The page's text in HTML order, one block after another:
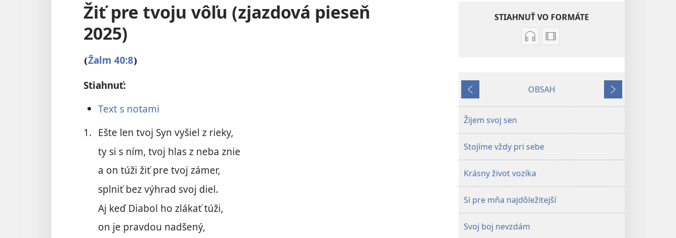
Žiť pre tvoju vôľu (zjazdová pieseň
2025)
(Žalm 40:8)
Stiahnuť:
Text s notami
1. Ešte len tvoj Syn vyšiel z rieky,
ty si s ním, tvoj hlas z neba znie
a on túži žiť pre tvoj zámer,
splniť bez výhrad svoj diel.
Aj keď Diabol ho zlákať túži,
on je pravdou nadšený,
STIAHNUŤ VO FORMÁTE
Možnosti
z
Možnosti
z
Späť
OBSAH
Ďalej
Žijem svoj sen
Stojíme vždy pri sebe
Krásny život vozíka
Si pre mňa najdôležitejší
Svoj boj nevzdám